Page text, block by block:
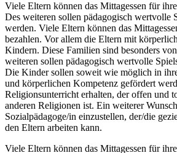
Viele Eltern können das Mittagessen für
Des weiteren sollen pädagogisch wertvolle
werden. Viele Eltern können das
bezahlen. Vor allem die Eltern mit
Kindern. Diese Familien sind besonders
weiteren sollen pädagogisch wertvolle
Die Kinder sollen soweit wie möglich in
und körperlichen Kompetenz gefördert
Religionsunterricht erhalten, der offen und
anderen Religionen ist. Ein weiterer
Sozialpädagoge/in einzustellen, der/die
den Eltern arbeiten kann.
Viele Eltern können das Mittagessen für